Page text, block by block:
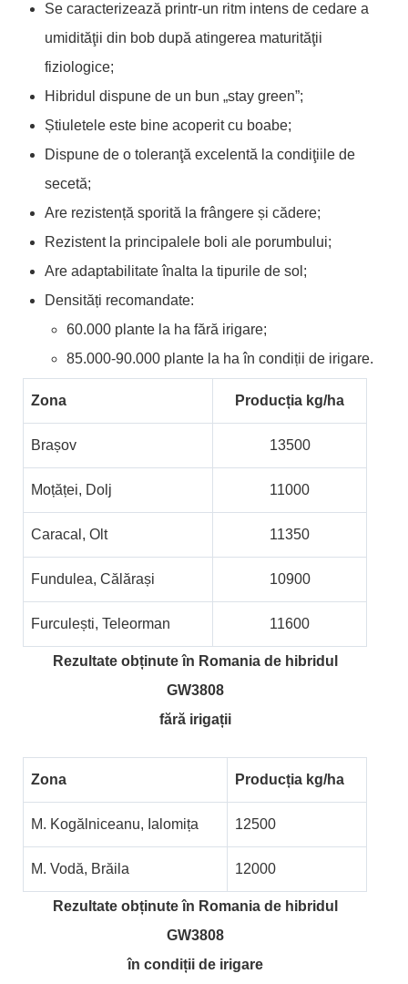
Se caracterizează printr-un ritm intens de cedare a
umidităţii din bob după atingerea maturităţii
fiziologice;
Hibridul dispune de un bun „stay green”;
Știuletele este bine acoperit cu boabe;
Dispune de o toleranţă excelentă la condiţiile de
secetă;
Are rezistență sporită la frângere și cădere;
Rezistent la principalele boli ale porumbului;
Are adaptabilitate înalta la tipurile de sol;
Densități recomandate:
60.000 plante la ha fără irigare;
85.000-90.000 plante la ha în condiții de irigare.
Zona Producția kg/ha
Brașov 13500
Moțăței, Dolj 11000
Caracal, Olt 11350
Fundulea, Călărași 10900
Furculești, Teleorman 11600
Rezultate obținute în Romania de hibridul
GW3808
fără irigații
Zona Producția kg/ha
M. Kogălniceanu, Ialomița 12500
M. Vodă, Brăila 12000
Rezultate obținute în Romania de hibridul
GW3808
în condiții de irigare